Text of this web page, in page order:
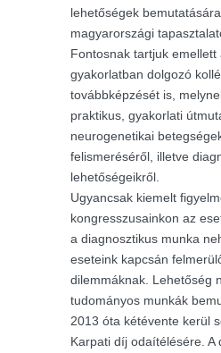
lehetőségek
magyarországi
Fontosnak tartjuk emellett
gyakorlatban dolgozó
továbbképzését is,
praktikus, gyakorlati
neurogenetikai
felismeréséről, illetve
lehetőségeikről.
Ugyancsak kiemelt
kongresszusainkon az
a diagnosztikus munka
eseteink kapcsán
dilemmáknak. Lehetőség
tudományos munkák
2013 óta kétévente kerül
Karpati díj odaítélésére. A